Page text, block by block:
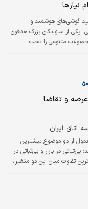
نیازها
گوشی‌های هوشمند و
یکی از سازندگان بزرگ هدفون
متنوعی را تحت
عرضه و تقاضا
اتاق ایران
از دو موضوع بیشترین
بی‌ثباتی در بازار و بی‌ثباتی در
تفاوت میان این دو متغیر،